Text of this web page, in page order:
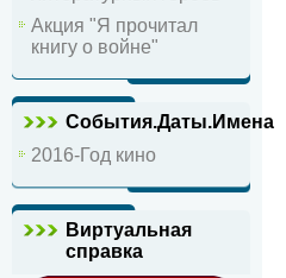
Акция "Я прочитал
книгу о войне"
События.Даты.Имена
2016-Год кино
Виртуальная
справка